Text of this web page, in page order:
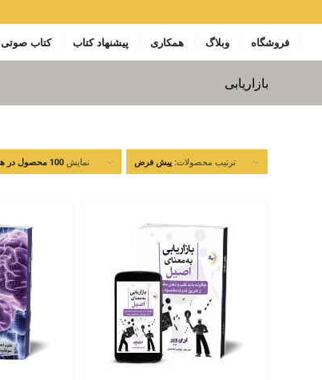
فروشگاه وبلاگ همکاری پیشنهاد کتاب کتاب صوتی
بازاریابی
ترتیب محصولات: پیش فرض نمایش 100 محصول در هر صفحه